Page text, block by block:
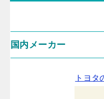
国内メーカー
トヨタ